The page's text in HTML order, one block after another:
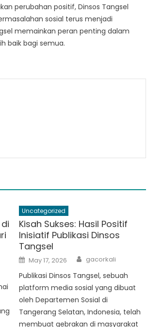
perubahan positif, Dinsos Tangsel
sosial terus menjadi
memainkan peran penting dalam
baik bagi semua.
Uncategorized
Kisah Sukses: Hasil Positif
Inisiatif Publikasi Dinsos
Tangsel
Posted
on
May 17, 2026 Author
gacorkali
Publikasi Dinsos Tangsel, sebuah
platform media sosial yang dibuat
oleh Departemen Sosial di
Tangerang Selatan, Indonesia, telah
membuat gebrakan di masyarakat